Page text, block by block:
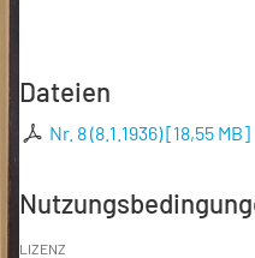
Dateien
Nr. 8 (8.1.1936)[18,55 MB]
LIZENZ